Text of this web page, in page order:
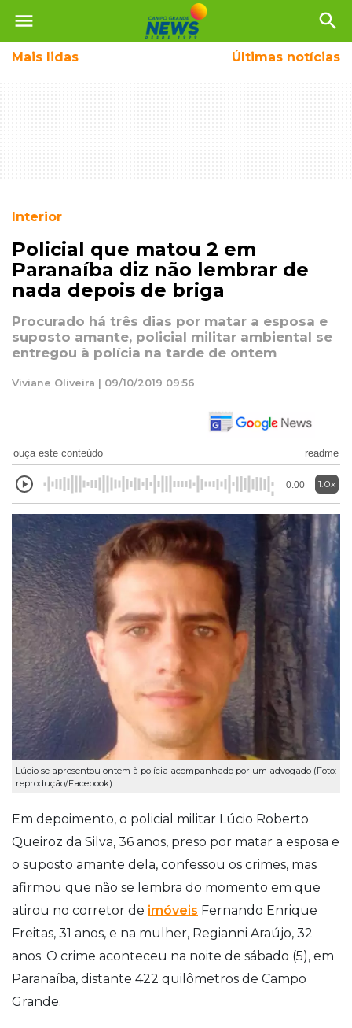
menu search
Mais lidas Últimas notícias
Interior
Policial que matou 2 em
Paranaíba diz não lembrar de
nada depois de briga
Procurado há três dias por matar a esposa e
suposto amante, policial militar ambiental se
entregou à polícia na tarde de ontem
Viviane Oliveira | 09/10/2019 09:56
ouça este conteúdo readme
0:00 1.0x
Lúcio se apresentou ontem à polícia acompanhado por um advogado (Foto:
reprodução/Facebook)
Em depoimento, o policial militar Lúcio Roberto
Queiroz da Silva, 36 anos, preso por matar a esposa e
o suposto amante dela, confessou os crimes, mas
afirmou que não se lembra do momento em que
atirou no corretor de imóveis Fernando Enrique
Freitas, 31 anos, e na mulher, Regianni Araújo, 32
anos. O crime aconteceu na noite de sábado (5), em
Paranaíba, distante 422 quilômetros de Campo
Grande.